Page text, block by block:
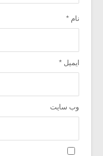
نام *
ایمیل *
وب‌ سایت